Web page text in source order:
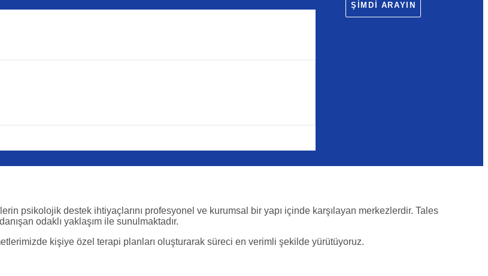
ŞIMDI ARAYIN
psikolojik destek ihtiyaçlarını profesyonel ve kurumsal bir yapı içinde karşılayan merkezlerdir. Tales
odaklı yaklaşım ile sunulmaktadır.
kişiye özel terapi planları oluşturarak süreci en verimli şekilde yürütüyoruz.